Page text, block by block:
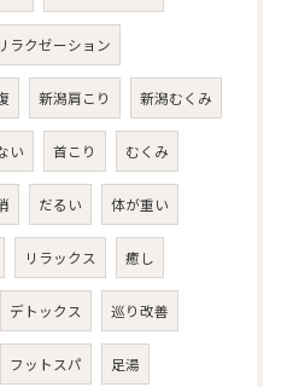
ラクゼーション
新潟肩こり 新潟むくみ
い 首こり むくみ
だるい 体が重い
リラックス 癒し
デトックス 巡り改善
フットスパ 足湯